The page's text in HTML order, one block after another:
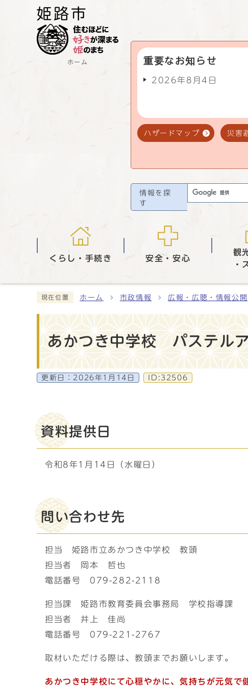
ホーム 重要なお知らせ
2026年8月4日
ハザードマップ 災害
情報を探
す
くらし・手続き 安全・安心
観
・
現在位置 ホーム 市政情報 広報・広聴・情報公開
あかつき中学校 パステル
更新日： 2026年1月14日 ID:32506
資料提供日
令和8年1月14日（水曜日）
問い合わせ先
担当 姫路市立あかつき中学校 教頭
担当者 岡本 哲也
電話番号 079-282-2118
担当課 姫路市教育委員会事務局 学校指導課
担当者 井上 佳尚
電話番号 079-221-2767
取材いただける際は、教頭までお願いします。
あかつき中学校にて心穏やかに、気持ちが元気で